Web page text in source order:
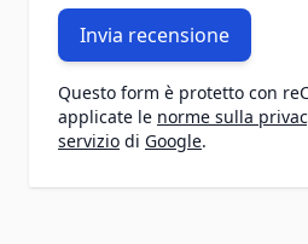
Invia recensione
Questo form è protetto con
applicate le norme sulla
servizio di Google.